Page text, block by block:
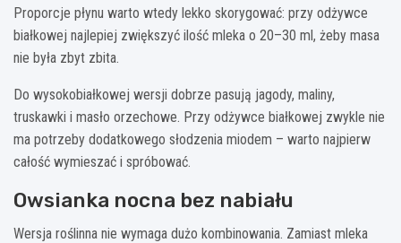
Proporcje płynu warto wtedy lekko skorygować: przy odżywce
białkowej najlepiej zwiększyć ilość mleka o 20–30 ml, żeby masa
nie była zbyt zbita.
Do wysokobiałkowej wersji dobrze pasują jagody, maliny,
truskawki i masło orzechowe. Przy odżywce białkowej zwykle nie
ma potrzeby dodatkowego słodzenia miodem – warto najpierw
całość wymieszać i spróbować.
Owsianka nocna bez nabiału
Wersja roślinna nie wymaga dużo kombinowania. Zamiast mleka